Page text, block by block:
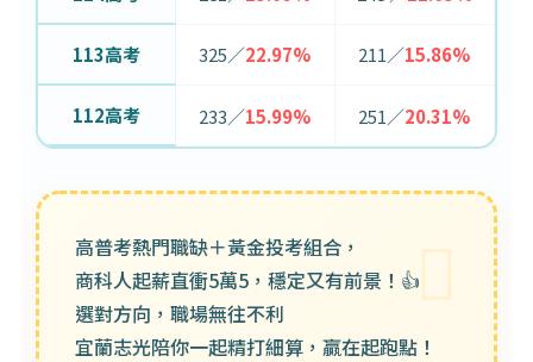
113高考 325／22.97% 211／15.86%
112高考 233／15.99% 251／20.31%
高普考熱門職缺＋黃金投考組合，
商科人起薪直衝5萬5，穩定又有前景！👍
選對方向，職場無往不利
宜蘭志光陪你一起精打細算，贏在起跑點！